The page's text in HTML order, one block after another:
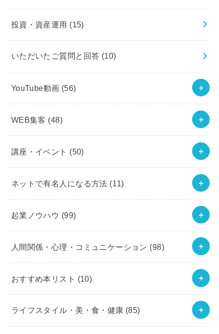
投資・資産運用 (15)
いただいたご質問と回答 (10)
YouTube動画 (56)
WEB集客 (48)
講座・イベント (50)
ネットで有名人になる方法 (11)
起業ノウハウ (99)
人間関係・心理・コミュニケーション (98)
おすすめ本リスト (10)
ライフスタイル・美・食・健康 (85)